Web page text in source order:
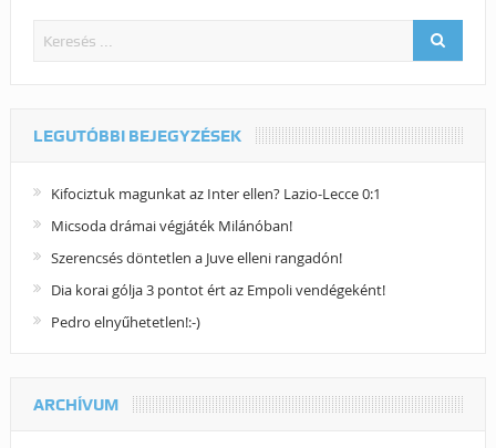
LEGUTÓBBI BEJEGYZÉSEK
Kifociztuk magunkat az Inter ellen? Lazio-Lecce 0:1
Micsoda drámai végjáték Milánóban!
Szerencsés döntetlen a Juve elleni rangadón!
Dia korai gólja 3 pontot ért az Empoli vendégeként!
Pedro elnyűhetetlen!:-)
ARCHÍVUM